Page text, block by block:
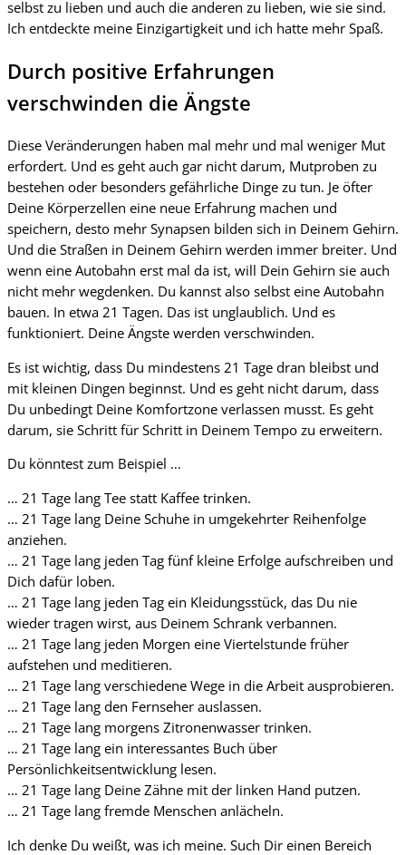
selbst zu lieben und auch die anderen zu lieben, wie sie sind.
Ich entdeckte meine Einzigartigkeit und ich hatte mehr Spaß.
Durch positive Erfahrungen
verschwinden die Ängste
Diese Veränderungen haben mal mehr und mal weniger Mut
erfordert. Und es geht auch gar nicht darum, Mutproben zu
bestehen oder besonders gefährliche Dinge zu tun. Je öfter
Deine Körperzellen eine neue Erfahrung machen und
speichern, desto mehr Synapsen bilden sich in Deinem Gehirn.
Und die Straßen in Deinem Gehirn werden immer breiter. Und
wenn eine Autobahn erst mal da ist, will Dein Gehirn sie auch
nicht mehr wegdenken. Du kannst also selbst eine Autobahn
bauen. In etwa 21 Tagen. Das ist unglaublich. Und es
funktioniert. Deine Ängste werden verschwinden.
Es ist wichtig, dass Du mindestens 21 Tage dran bleibst und
mit kleinen Dingen beginnst. Und es geht nicht darum, dass
Du unbedingt Deine Komfortzone verlassen musst. Es geht
darum, sie Schritt für Schritt in Deinem Tempo zu erweitern.
Du könntest zum Beispiel …
… 21 Tage lang Tee statt Kaffee trinken.
… 21 Tage lang Deine Schuhe in umgekehrter Reihenfolge
anziehen.
… 21 Tage lang jeden Tag fünf kleine Erfolge aufschreiben und
Dich dafür loben.
… 21 Tage lang jeden Tag ein Kleidungsstück, das Du nie
wieder tragen wirst, aus Deinem Schrank verbannen.
… 21 Tage lang jeden Morgen eine Viertelstunde früher
aufstehen und meditieren.
… 21 Tage lang verschiedene Wege in die Arbeit ausprobieren.
… 21 Tage lang den Fernseher auslassen.
… 21 Tage lang morgens Zitronenwasser trinken.
… 21 Tage lang ein interessantes Buch über
Persönlichkeitsentwicklung lesen.
… 21 Tage lang Deine Zähne mit der linken Hand putzen.
… 21 Tage lang fremde Menschen anlächeln.
Ich denke Du weißt, was ich meine. Such Dir einen Bereich